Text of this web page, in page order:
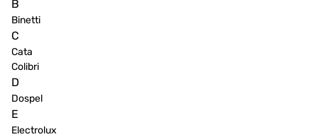
B
Binetti
C
Cata
Colibri
D
Dospel
E
Electrolux